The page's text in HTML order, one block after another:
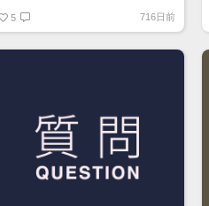
ールトリチウム
5 716日前